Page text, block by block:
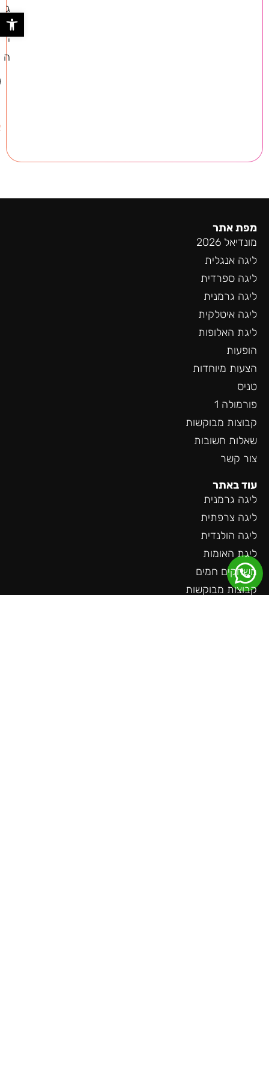
ג
ל
י
ה
מפת אתר
מונדיאל 2026
ליגה אנגלית
ליגה ספרדית
ליגה גרמנית
ליגה איטלקית
ליגת האלופות
הופעות
הצעות מיוחדות
טניס
פורמולה 1
קבוצות מבוקשות
שאלות חשובות
צור קשר
עוד באתר
ליגה גרמנית
ליגה צרפתית
ליגה הולנדית
ליגת האומות
משחקים חמים
קבוצות מבוקשות
פתח